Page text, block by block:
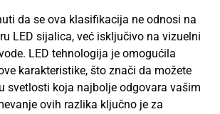
da se ova klasifikacija ne odnosi na
LED sijalica, već isključivo na vizuelni
LED tehnologija je omogućila
karakteristike, što znači da možete
svetlosti koja najbolje odgovara vašim
ovih razlika ključno je za